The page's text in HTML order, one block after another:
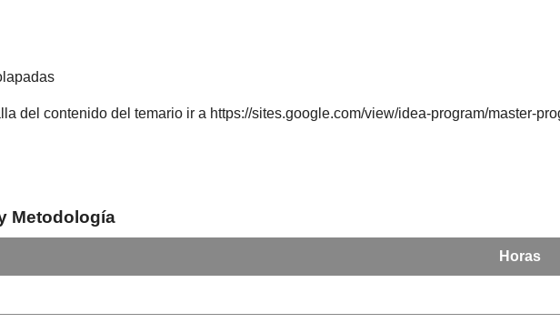
del contenido del temario ir a https://sites.google.com/view/idea-program/master-
Metodología
Horas